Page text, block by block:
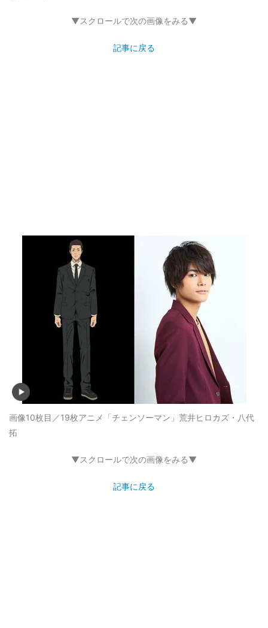
▼スクロールで次の画像をみる▼
記事に戻る
画像10枚目／19枚アニメ「チェンソーマン」荒井ヒロカズ・八代
拓
▼スクロールで次の画像をみる▼
記事に戻る